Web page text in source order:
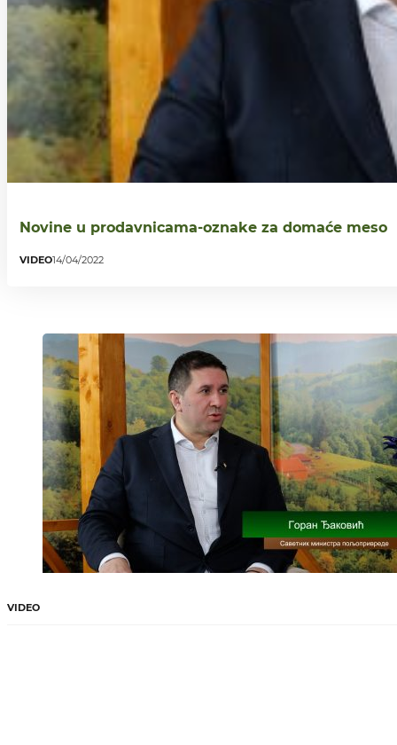
Novine u prodavnicama-oznake za domaće meso
VIDEO14/04/2022
VIDEO